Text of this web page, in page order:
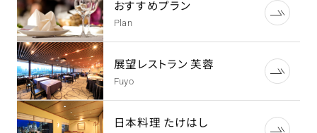
おすすめプラン
Plan
展望レストラン 芙蓉
Fuyo
日本料理 たけはし